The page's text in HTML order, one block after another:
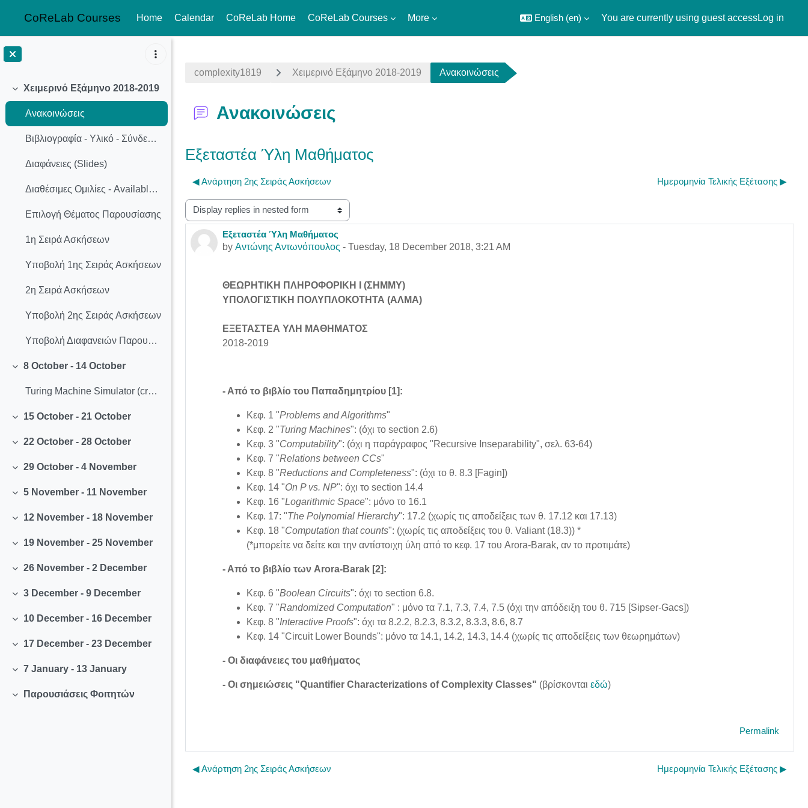
CoReLab Courses Home Calendar CoReLab Home CoReLab Courses More English ‎(en)‎ You are currently using guest accessLog in
Collapse
Χειμερινό Εξάμηνο 2018-2019
Ανακοινώσεις
Βιβλιογραφία - Υλικό - Σύνδεσμοι
Διαφάνειες (Slides)
Διαθέσιμες Ομιλίες - Available Presentation Topics
Επιλογή Θέματος Παρουσίασης
1η Σειρά Ασκήσεων
Υποβολή 1ης Σειράς Ασκήσεων
2η Σειρά Ασκήσεων
Υποβολή 2ης Σειράς Ασκήσεων
Υποβολή Διαφανειών Παρουσιάσεων
Collapse
8 October - 14 October
Turing Machine Simulator (created by Anthony Morphett)
Collapse
15 October - 21 October
Collapse
22 October - 28 October
Collapse
29 October - 4 November
Collapse
5 November - 11 November
Collapse
12 November - 18 November
Collapse
19 November - 25 November
Collapse
26 November - 2 December
Collapse
3 December - 9 December
Collapse
10 December - 16 December
Collapse
17 December - 23 December
Collapse
7 January - 13 January
Collapse
Παρουσιάσεις Φοιτητών
complexity1819 Χειμερινό Εξάμηνο 2018-2019 Ανακοινώσεις
Ανακοινώσεις
Εξεταστέα Ύλη Μαθήματος
◀︎ Ανάρτηση 2ης Σειράς Ασκήσεων Ημερομηνία Τελικής Εξέτασης ▶︎
Display mode
Εξεταστέα Ύλη Μαθήματος
by Αντώνης Αντωνόπουλος - Tuesday, 18 December 2018, 3:21 AM
Number of replies: 0
ΘΕΩΡΗΤΙΚΗ ΠΛΗΡΟΦΟΡΙΚΗ Ι (ΣΗΜΜΥ)
ΥΠΟΛΟΓΙΣΤΙΚΗ ΠΟΛΥΠΛΟΚΟΤΗΤΑ (ΑΛΜΑ)
ΕΞΕΤΑΣΤΕΑ ΥΛΗ ΜΑΘΗΜΑΤΟΣ
2018-2019
- Από το βιβλίο του Παπαδημητρίου [1]:
Κεφ. 1 "Problems and Algorithms"
Κεφ. 2 "Turing Machines": (όχι το section 2.6)
Κεφ. 3 "Computability": (όχι η παράγραφος "Recursive Inseparability", σελ. 63-64)
Κεφ. 7 "Relations between CCs"
Κεφ. 8 "Reductions and Completeness": (όχι το θ. 8.3 [Fagin])
Κεφ. 14 "On P vs. NP": όχι το section 14.4
Κεφ. 16 "Logarithmic Space": μόνο το 16.1
Κεφ. 17: "The Polynomial Hierarchy": 17.2 (χωρίς τις αποδείξεις των θ. 17.12 και 17.13)
Κεφ. 18 "Computation that counts": (χωρίς τις αποδείξεις του θ. Valiant (18.3)) *
(*μπορείτε να δείτε και την αντίστοιχη ύλη από το κεφ. 17 του Arora-Barak, αν το προτιμάτε)
- Από το βιβλίο των Arora-Barak [2]:
Κεφ. 6 "Boolean Circuits": όχι τo section 6.8.
Κεφ. 7 "Randomized Computation" : μόνο τα 7.1, 7.3, 7.4, 7.5 (όχι την απόδειξη του θ. 715 [Sipser-Gacs])
Κεφ. 8 "Interactive Proofs": όχι τα 8.2.2, 8.2.3, 8.3.2, 8.3.3, 8.6, 8.7
Κεφ. 14 "Circuit Lower Bounds": μόνο τα 14.1, 14.2, 14.3, 14.4 (χωρίς τις αποδείξεις των θεωρημάτων)
- Οι διαφάνειες του μαθήματος
- Οι σημειώσεις "Quantifier Characterizations of Complexity Classes" (βρίσκονται εδώ)
Permalink
◀︎ Ανάρτηση 2ης Σειράς Ασκήσεων Ημερομηνία Τελικής Εξέτασης ▶︎